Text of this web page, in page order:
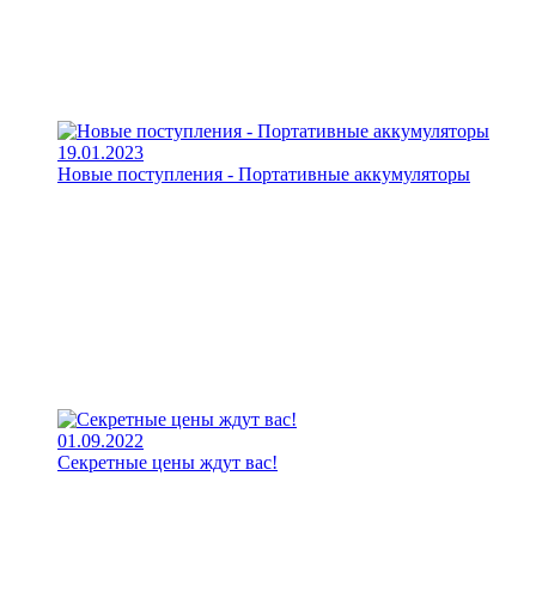
19.01.2023
Новые поступления - Портативные аккумуляторы
01.09.2022
Секретные цены ждут вас!